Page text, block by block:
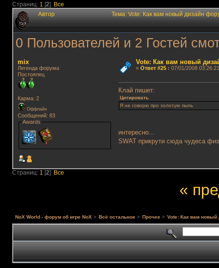
Страниц: 1 [2] Все
Автор Тема: Vote: Как вам новый дизайн
0 Пользователей и 2 Гостей
mix
Легенда форума
Постоялец
Карма: 2
Оффлайн
Сообщений: 83
Awards
Vote: Как вам новый
« Ответ #25: 07/01/2008
Клай пишет:
Цитировать
Я не говорю про золотую пыль
интересно...
SWAT прикрути сюда чудеса
Страниц: 1 [2] Все
«
NoX World - форум об игре NoX> Всё остальное > Прочее > Vote: Как вам